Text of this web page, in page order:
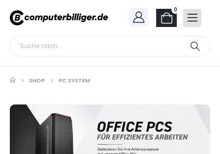
0
SHOP PC SYSTEM